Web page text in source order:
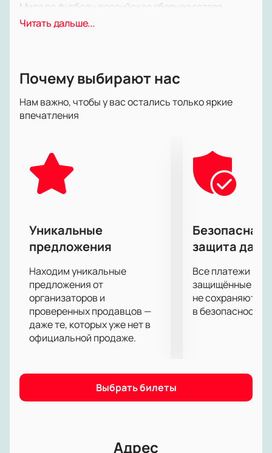
Мира по футболу, российская сборная готова
провести свой первый товарищеский матч. Наши
достойно Вашего присутствия, не пропустите его!
понедельник, 10 сентября. Купить официальные
билеты на матч Россия - Чехия можно на нашем
Читать дальше...
Почему выбирают нас
Нам важно, чтобы у вас остались только яркие
впечатления
Уникальные
предложения
Находим уникальные
предложения от
организаторов и
проверенных продавцов —
даже те, которых уже нет в
официальной продаже.
Безопасная
защита
Все платежи
защищённые
не сохраняются
в безопасности.
Выбрать билеты
Адрес